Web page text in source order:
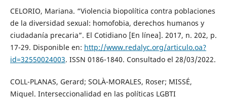
CELORIO, Mariana. “Violencia biopolítica contra poblaciones
de la diversidad sexual: homofobia, derechos humanos y
ciudadanía precaria”. El Cotidiano [En línea]. 2017, n. 202, p.
17-29. Disponible en: http://www.redalyc.org/articulo.oa?
id=32550024003. ISSN 0186-1840. Consultado el 28/03/2022.
COLL-PLANAS, Gerard; SOLÀ-MORALES, Roser; MISSÉ,
Miquel. Interseccionalidad en las políticas LGBTI